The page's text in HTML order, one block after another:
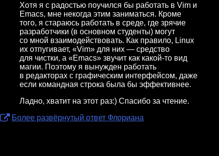
Хотя я с радостью поучился бы работать в Vim и
Emacs, мне некогда этим заниматься. Кроме
того, я стараюсь работать в среде, где зрячие
разработчики (в основном студенты) могут
со мной взаимодействовать. Как правило, Linux
их отпугивает, «Vim» для них — средство
для чистки, а «Emaсs» звучит как какой-то вид
магии. Поэтому я вынужден работать
в редакторах с графическим интерфейсом, даже
если командная строка была бы эффективнее.
Ладно, хватит на этот раз:) Спасибо за чтение.
Более развёрнутый ответ Флориана